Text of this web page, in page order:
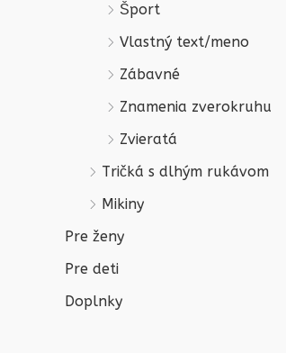
Šport
Vlastný text/meno
Zábavné
Znamenia zverokruhu
Zvieratá
Tričká s dlhým rukávom
Mikiny
Pre ženy
Pre deti
Doplnky